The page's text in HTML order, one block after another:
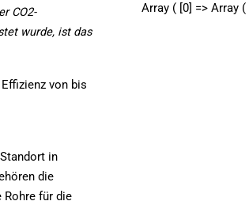
CO2-
wurde, ist das
von bis
in
die
für die
Array ( [0] => Array